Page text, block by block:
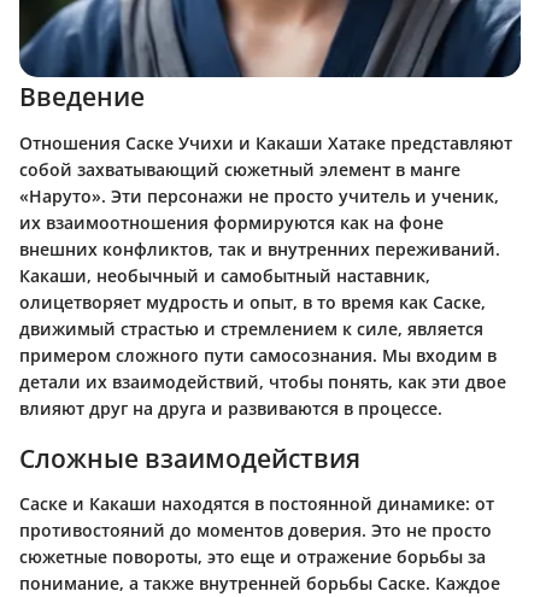
Введение
Отношения Саске Учихи и Какаши Хатаке представляют
собой захватывающий сюжетный элемент в манге
«Наруто». Эти персонажи не просто учитель и ученик,
их взаимоотношения формируются как на фоне
внешних конфликтов, так и внутренних переживаний.
Какаши, необычный и самобытный наставник,
олицетворяет мудрость и опыт, в то время как Саске,
движимый страстью и стремлением к силе, является
примером сложного пути самосознания. Мы входим в
детали их взаимодействий, чтобы понять, как эти двое
влияют друг на друга и развиваются в процессе.
Сложные взаимодействия
Саске и Какаши находятся в постоянной динамике: от
противостояний до моментов доверия. Это не просто
сюжетные повороты, это еще и отражение борьбы за
понимание, а также внутренней борьбы Саске. Каждое